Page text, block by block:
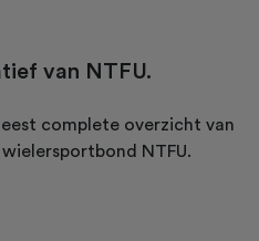
van NTFU.
complete overzicht van
NTFU.